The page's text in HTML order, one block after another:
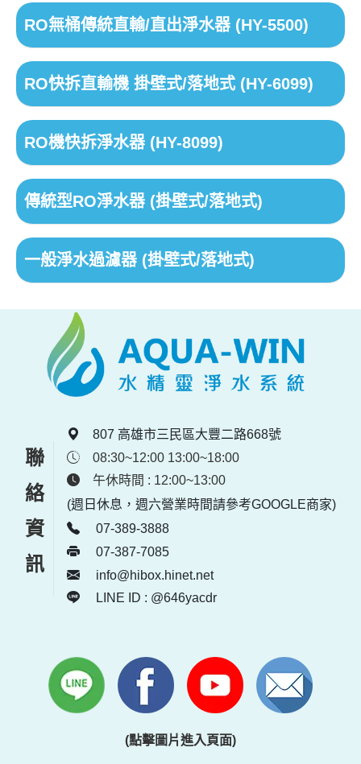
RO無桶傳統直輸/直出淨水器 (HY-5500)
RO快拆直輸機 掛壁式/落地式 (HY-6099)
RO機快拆淨水器 (HY-8099)
傳統型RO淨水器 (掛壁式/落地式)
一般淨水過濾器 (掛壁式/落地式)
聯絡資訊
807 高雄市三民區大豐二路668號
08:30~12:00 13:00~18:00
午休時間 : 12:00~13:00
(週日休息，週六營業時間請參考GOOGLE商家)
07-389-3888
07-387-7085
info@hibox.hinet.net
LINE ID : @646yacdr
(點擊圖片進入頁面)